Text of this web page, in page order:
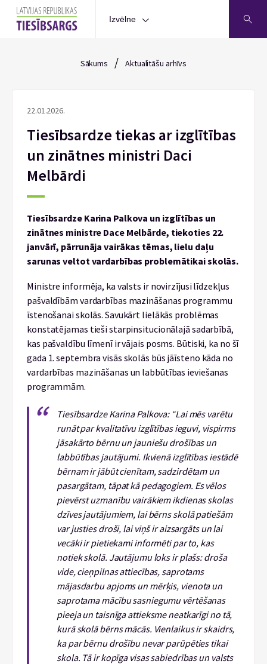
Izvēlne
Sākums / Aktualitāšu arhīvs
22.01.2026.
Tiesībsardze tiekas ar izglītības
un zinātnes ministri Daci
Melbārdi
Tiesībsardze Karina Palkova un izglītības un
zinātnes ministre Dace Melbārde, tiekoties 22.
janvārī, pārrunāja vairākas tēmas, lielu daļu
sarunas veltot vardarbības problemātikai skolās.
Ministre informēja, ka valsts ir novirzījusi līdzekļus
pašvaldībām vardarbības mazināšanas programmu
īstenošanai skolās. Savukārt lielākās problēmas
konstatējamas tieši starpinsitucionālajā sadarbībā,
kas pašvaldību līmenī ir vājais posms. Būtiski, ka no šī
gada 1. septembra visās skolās būs jāīsteno kāda no
vardarbības mazināšanas un labbūtības ieviešanas
programmām.
Tiesībsardze Karina Palkova: “Lai mēs varētu
runāt par kvalitatīvu izglītības ieguvi, vispirms
jāsakārto bērnu un jauniešu drošības un
labbūtības jautājumi. Ikvienā izglītības iestādē
bērnam ir jābūt cienītam, sadzirdētam un
pasargātam, tāpat kā pedagogiem. Es vēlos
pievērst uzmanību vairākiem ikdienas skolas
dzīves jautājumiem, lai bērns skolā patiešām
var justies droši, lai viņš ir aizsargāts un lai
vecāki ir pietiekami informēti par to, kas
notiek skolā. Jautājumu loks ir plašs: droša
vide, cieņpilnas attiecības, saprotams
mājasdarbu apjoms un mērķis, vienota un
saprotama mācību sasniegumu vērtēšanas
pieeja un taisnīga attieksme neatkarīgi no tā,
kurā skolā bērns mācās. Vienlaikus ir skaidrs,
ka par bērnu drošību nevar parūpēties tikai
skola. Tā ir kopīga visas sabiedrības un valsts